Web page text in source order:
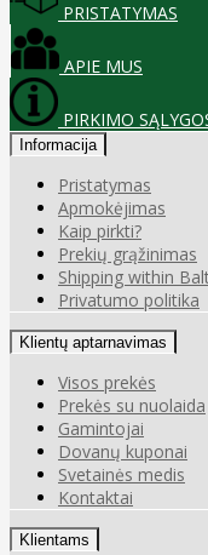
PRISTATYMAS
APIE MUS
PIRKIMO
Informacija
Pristatymas
Apmokėjimas
Kaip pirkti?
Prekių grąžinimas
Shipping within
Privatumo politika
Klientų aptarnavimas
Visos prekės
Prekės su nuolaida
Gamintojai
Dovanų kuponai
Svetainės medis
Kontaktai
Klientams